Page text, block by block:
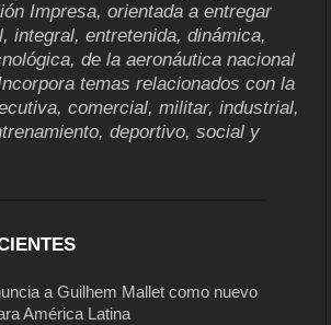
Impresa, orientada a entregar
integral, entretenida, dinámica,
de la aeronáutica nacional
temas relacionados con la
comercial, militar, industrial,
deportivo, social y
a Guilhem Mallet como nuevo
América Latina